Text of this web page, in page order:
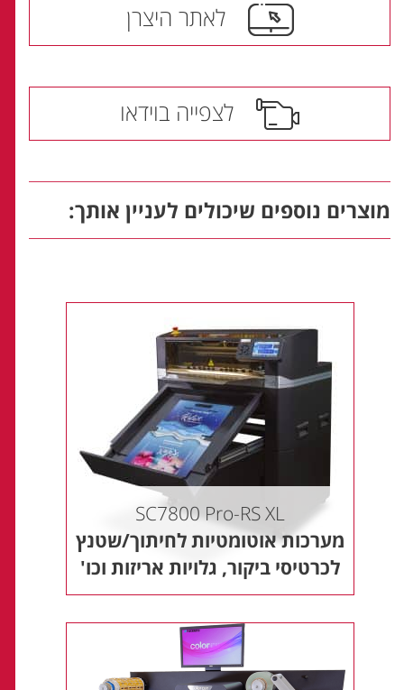
לאתר היצרן
לצפייה בוידאו
מוצרים נוספים שיכולים לעניין אותך:
SC7800 Pro‑RS XL
מערכות אוטומטיות לחיתוך/שטנץ
לכרטיסי ביקור, גלויות אריזות וכו'